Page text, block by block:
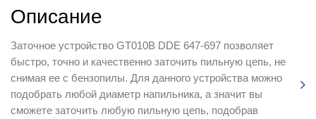
Описание
Заточное устройство GT010B DDE 647-697 позволяет
быстро, точно и качественно заточить пильную цепь, не
снимая ее с бензопилы. Для данного устройства можно
подобрать любой диаметр напильника, а значит вы
сможете заточить любую пильную цепь, подобрав